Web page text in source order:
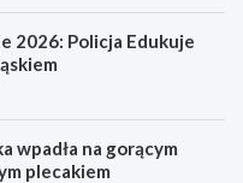
2026: Policja Edukuje
wpadła na gorącym
plecakiem